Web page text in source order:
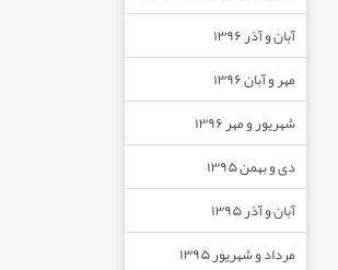
آبان و آذر ۱۳۹۶
مهر و آبان ۱۳۹۶
شهریور و مهر ۱۳۹۶
دی و بهمن ۱۳۹۵
آبان و آذر ۱۳۹۵
مرداد و شهریور ۱۳۹۵